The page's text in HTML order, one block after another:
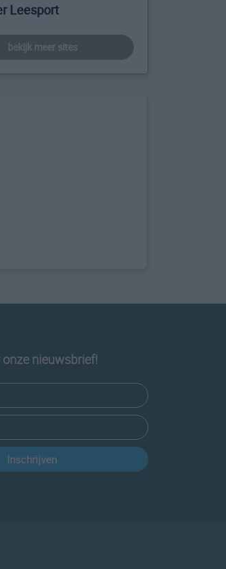
Leesport
bekijk meer sites
nieuwsbrief!
Inschrijven